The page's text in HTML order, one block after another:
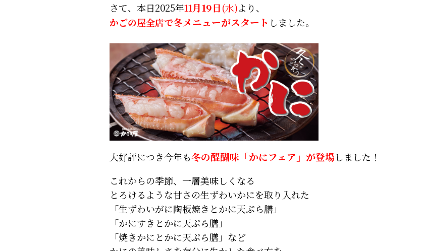
さて、本日2025年11月19日(水)より、
かごの屋全店で冬メニューがスタート しました。
大好評につき今年も冬の醍醐味「かにフェア」が登場しました！
これからの季節、一層美味しくなる
とろけるような甘さの生ずわいかにを取り入れた
「生ずわいがに陶板焼きとかに天ぷら膳」
「かにすきとかに天ぷら膳」
「焼きかにとかに天ぷら膳」など